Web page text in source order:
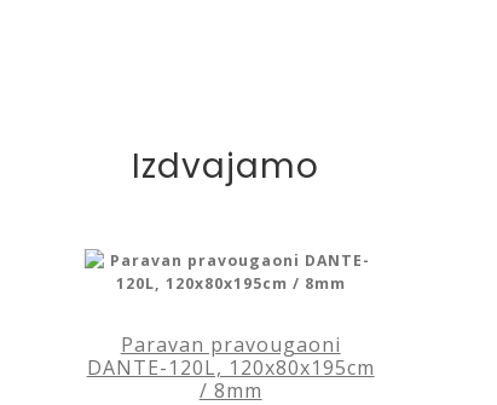
Izdvajamo
Paravan pravougaoni
DANTE-120L, 120x80x195cm
/ 8mm